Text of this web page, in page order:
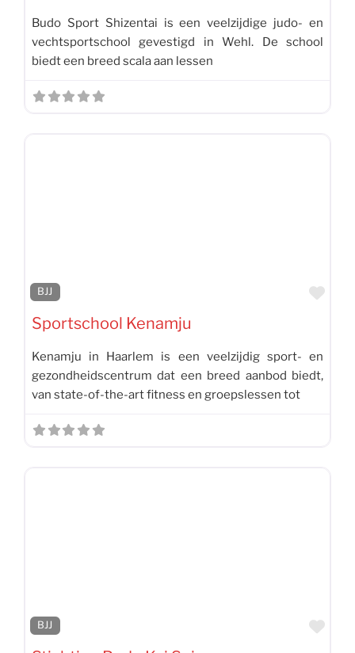
Budo Sport Shizentai is een veelzijdige judo- en
vechtsportschool gevestigd in Wehl. De school
biedt een breed scala aan lessen
BJJ
Sportschool Kenamju
Kenamju in Haarlem is een veelzijdig sport- en
gezondheidscentrum dat een breed aanbod biedt,
van state-of-the-art fitness en groepslessen tot
BJJ